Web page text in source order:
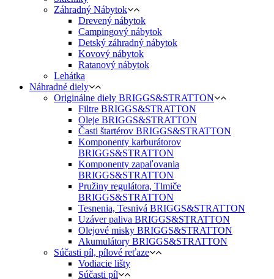
Záhradný Nábytok
Drevený nábytok
Campingový nábytok
Detský záhradný nábytok
Kovový nábytok
Ratanový nábytok
Lehátka
Náhradné diely
Originálne diely BRIGGS&STRATTON
Filtre BRIGGS&STRATTON
Oleje BRIGGS&STRATTON
Časti štartérov BRIGGS&STRATTON
Komponenty karburátorov
BRIGGS&STRATTON
Komponenty zapaľovania
BRIGGS&STRATTON
Pružiny regulátora, Tlmiče
BRIGGS&STRATTON
Tesnenia, Tesnivá BRIGGS&STRATTON
Uzáver paliva BRIGGS&STRATTON
Olejové misky BRIGGS&STRATTON
Akumulátory BRIGGS&STRATTON
Súčasti píl, pílové reťaze
Vodiacie lišty
Súčasti píl